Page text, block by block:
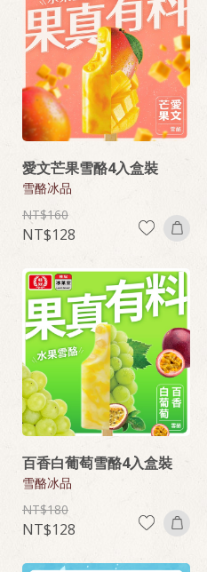
愛文芒果雪酪4入盒裝
雪酪冰品
160
128
百香白葡萄雪酪4入盒裝
雪酪冰品
180
128